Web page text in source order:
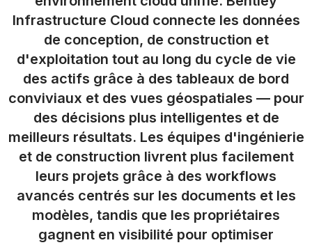
Infrastructure Cloud connecte les données
de conception, de construction et
d'exploitation tout au long du cycle de vie
des actifs grâce à des tableaux de bord
conviviaux et des vues géospatiales — pour
des décisions plus intelligentes et de
meilleurs résultats. Les équipes d'ingénierie
et de construction livrent plus facilement
leurs projets grâce à des workflows
avancés centrés sur les documents et les
modèles, tandis que les propriétaires
gagnent en visibilité pour optimiser